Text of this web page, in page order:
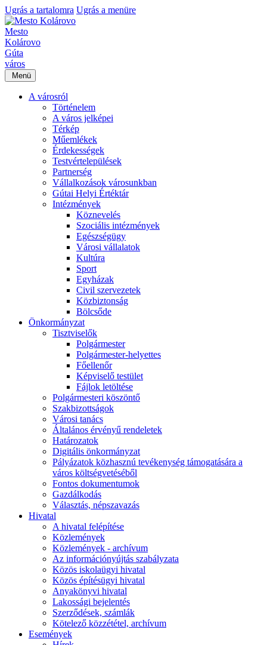
Ugrás a tartalomra Ugrás a menüre
Mesto
Kolárovo
Gúta
város
Menü
A városról
Történelem
A város jelképei
Térkép
Műemlékek
Érdekességek
Testvértelepülések
Partnerség
Vállalkozások városunkban
Gútai Helyi Értéktár
Intézmények
Köznevelés
Szociális intézmények
Egészségügy
Városi vállalatok
Kultúra
Sport
Egyházak
Civil szervezetek
Közbiztonság
Bölcsőde
Önkormányzat
Tisztviselők
Polgármester
Polgármester-helyettes
Főellenőr
Képviselő testület
Fájlok letöltése
Polgármesteri köszöntő
Szakbizottságok
Városi tanács
Általános érvényű rendeletek
Határozatok
Digitális önkormányzat
Pályázatok közhasznú tevékenység támogatására a
város költségvetéséből
Fontos dokumentumok
Gazdálkodás
Választás, népszavazás
Hivatal
A hivatal felépítése
Közlemények
Közlemények - archívum
Az információnyújtás szabályzata
Közös iskolaügyi hivatal
Közös építésügyi hivatal
Anyakönyvi hivatal
Lakossági bejelentés
Szerződések, számlák
Kötelező közzététel, archívum
Események